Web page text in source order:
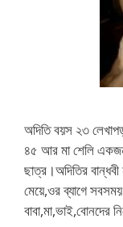
অদিতি বয়স ২৩
৪৫ আর মা শেলি
ছাত্র।অদিতির
মেয়ে,ওর ব্যাগে
বাবা,মা,ভাই,বোনদের